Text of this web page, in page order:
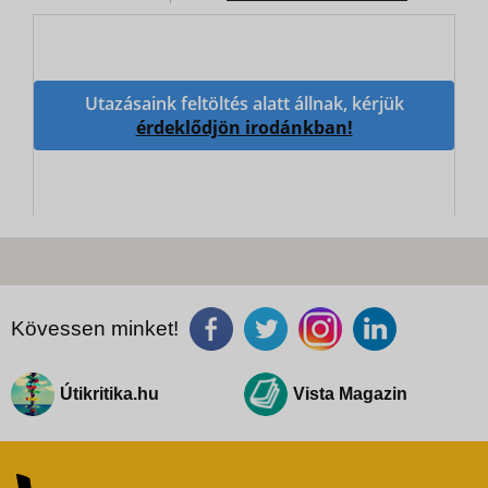
Utazásaink feltöltés alatt állnak, kérjük
érdeklődjön irodánkban!
Kövessen minket!
Útikritika.hu Vista Magazin